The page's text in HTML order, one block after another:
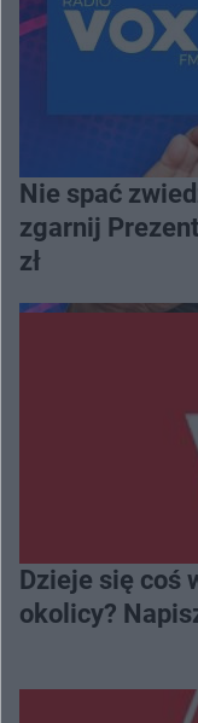
Nie spać
zgarnij
zł
Dzieje się coś
okolicy?